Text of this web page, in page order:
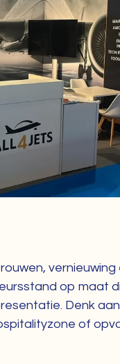
op maat
Denk
of